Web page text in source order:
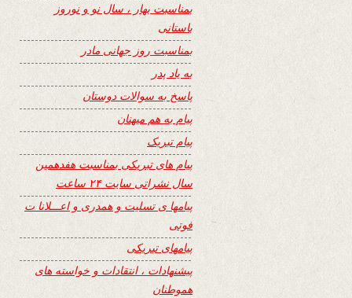
بمناسبت بهار ، سال نو و نوروز
باستانی
بمناسبت روز جهانی مادر
به یاد پدر
پاسخ به سوالات دوستان
پیام به هم میهنان
پیام تبریک
پیام های تبریکی بمناسبت هفدهمین
سال نشراتی سایت ۲۴ ساعت
پیامها ی تسلیت و همدری و اعـــلانا ت
فوتی
پیامهای تبریکی
پیشنهادات ، انتقادات و خواسته های
هموطنان